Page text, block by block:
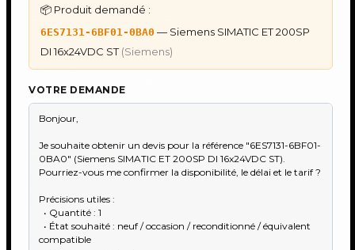
📦 Produit demandé :
6ES7131-6BF01-0BA0 — Siemens SIMATIC ET 200SP
DI 16x24VDC ST(Siemens)
VOTRE DEMANDE
DÉPANNAGE AUTOMATES
Dépannage Schneider Modicon
Dépannage Mitsubishi Melsec
Dépannage ABB AC500
IHM & PUPITRES
IHM Lauer PCS — Récupération Programme
IHM Lauer GAME & PCS — Programme
Maintenance Automatisme Industriel
Recherche & Sourcing piéce rare